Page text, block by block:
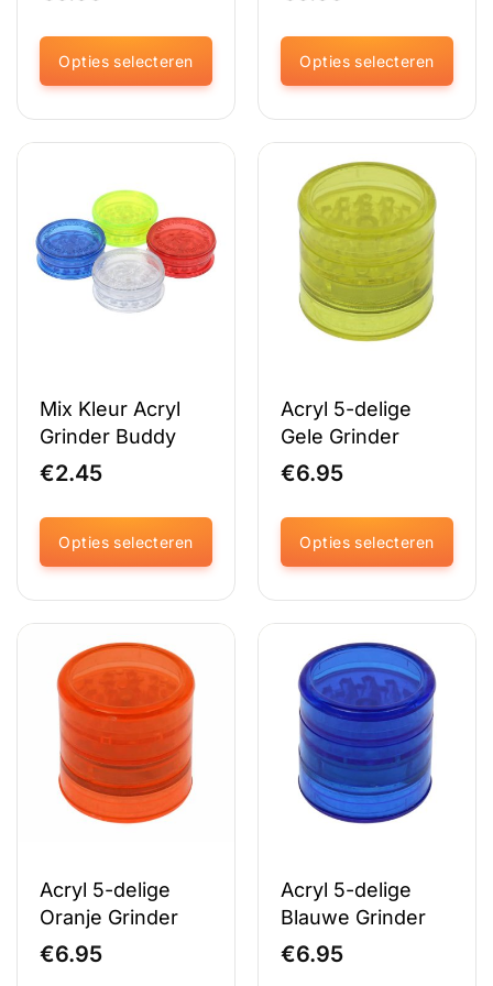
Opties selecteren
Dit
product
heeft
optie
kan
gekozen
Opties selecteren
Dit
product
heeft
meerdere
variaties.
Deze
optie
kan
gekozen
worden
Mix Kleur Acryl
Grinder Buddy
€2.45
Opties selecteren
Dit
product
heeft
meerdere
variaties.
Deze
kan
gekozen
worden
Acryl 5-delige
Gele Grinder
€6.95
Opties selecteren
Dit
product
heeft
meerdere
variaties.
Deze
optie
kan
gekozen
worden
Acryl 5-delige
Oranje Grinder
€6.95
Acryl 5-delige
Blauwe Grinder
€6.95